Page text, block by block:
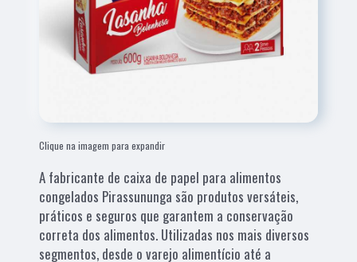
Clique na imagem para expandir
A fabricante de caixa de papel para alimentos
congelados Pirassununga são produtos versáteis,
práticos e seguros que garantem a conservação
correta dos alimentos. Utilizadas nos mais diversos
segmentos, desde o varejo alimentício até a